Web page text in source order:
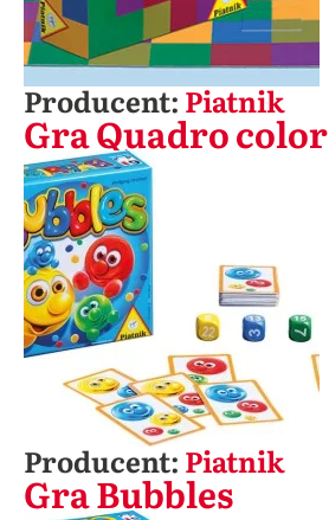
Producent:Piatnik
Gra Quadro color
Producent: Piatnik
Gra Bubbles